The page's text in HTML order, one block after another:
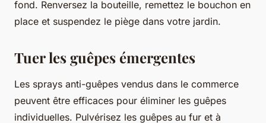
fond. Renversez la bouteille, remettez le bouchon en
place et suspendez le piège dans votre jardin.
Tuer les guêpes émergentes
Les sprays anti-guêpes vendus dans le commerce
peuvent être efficaces pour éliminer les guêpes
individuelles. Pulvérisez les guêpes au fur et à